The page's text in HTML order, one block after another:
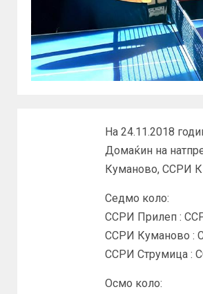
На 24.11.2018
Домаќин на
Куманово, ССРИ
Седмо коло:
ССРИ Прилеп :
ССРИ Куманово :
ССРИ Струмица :
Осмо коло: